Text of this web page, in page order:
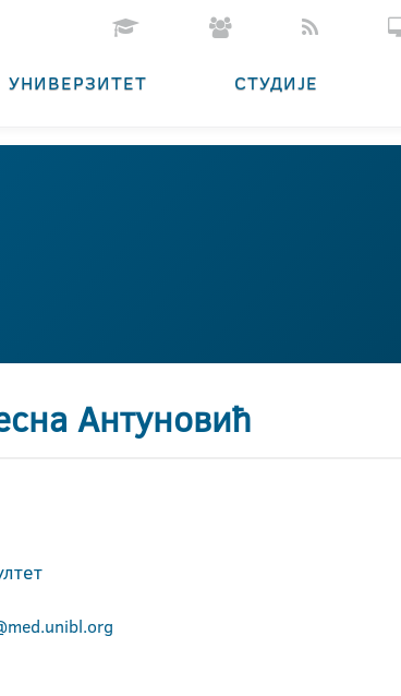
УНИВЕРЗИТЕТ СТУДИЈЕ
Антуновић